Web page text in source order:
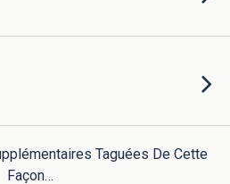
Taguées De Cette
Façon…